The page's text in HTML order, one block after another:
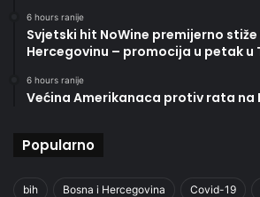
6 hours ranije
Svjetski hit NoWine premijerno stiže
Hercegovinu – promocija u petak u
6 hours ranije
Većina Amerikanaca protiv rata na
Popularno
bih Bosna i Hercegovina Covid-19